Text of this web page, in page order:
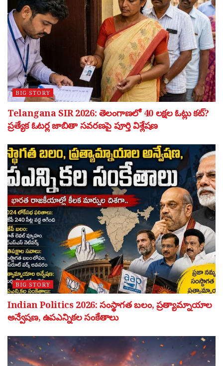
BIG STORY
Telangana SIR 2026: తెలంగాణలో 40 లక్షల ఓట్లు కట్?
ప్రత్యేక ఓటర్ల జాబితా సవరణపై పూర్తి విశ్లేషణ
BIG STORY
Indian Politics 2026: సంస్థాగత బలం, ప్రత్యామ్నాయాల
అన్వేషణ, ఉపఎన్నికల సంకేతాలు